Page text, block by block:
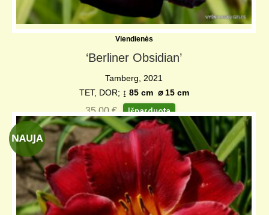
Viendienės
‘Berliner Obsidian’
Tamberg, 2021
TET, DOR; ↨ 85 cm ⌀15 cm
35,00€ Išparduota